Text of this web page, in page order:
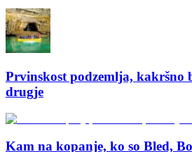
Prvinskost podzemlja, kakršno
drugje
Kam na kopanje, ko so Bled,